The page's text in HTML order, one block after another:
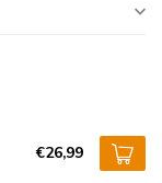
€26,99